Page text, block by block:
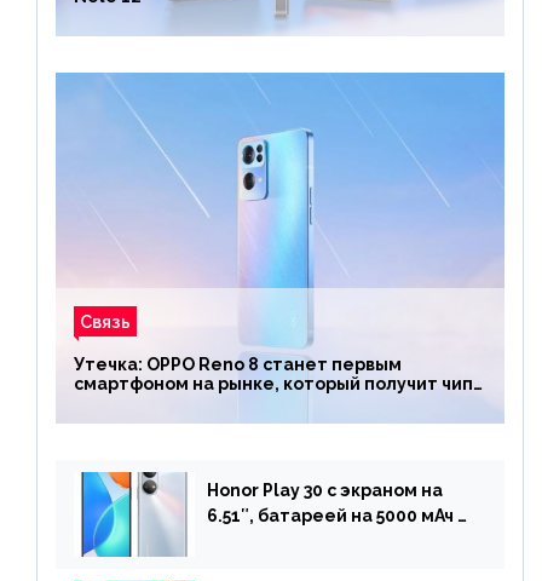
Связь
Утечка: OPPO Reno 8 станет первым
смартфоном на рынке, который получит чип
Honor Play 30 с экраном на
6.51″, батареей на 5000 мАч и